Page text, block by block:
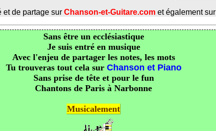
et de partage sur Chanson-et-Guitare.comet également sur
Sans être un ecclésiastique
Je suis entré en musique
Avec l'enjeu de partager les notes, les mots
Tu trouveras tout cela sur Chanson et Piano
Sans prise de tête et pour le fun
Chantons de Paris à Narbonne
Musicalement